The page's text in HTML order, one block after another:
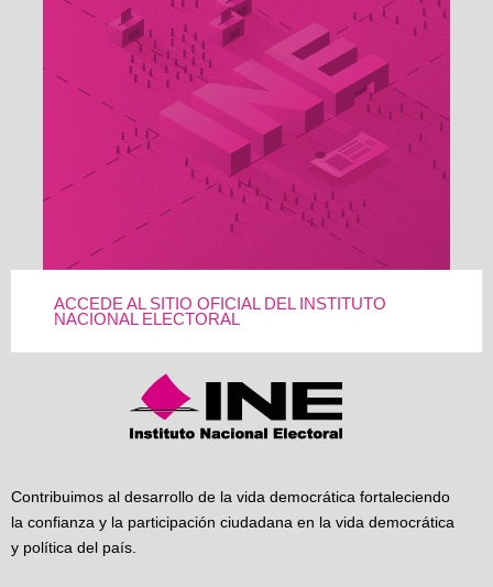
ACCEDE AL SITIO OFICIAL DEL INSTITUTO
NACIONAL ELECTORAL
Contribuimos al desarrollo de la vida democrática fortaleciendo
la confianza y la participación ciudadana en la vida democrática
y política del país.